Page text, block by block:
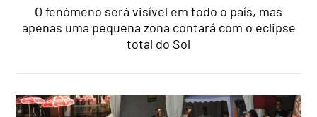
O fenómeno será visível em todo o país, mas
apenas uma pequena zona contará com o eclipse
total do Sol